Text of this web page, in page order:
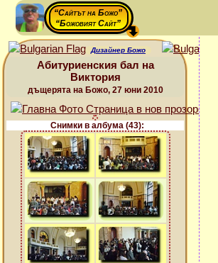
“Сайтът на Божо”
“Божовият Сайт”
Дизайнер Божо
Абитуриенския бал на
Виктория
дъщерята на Божо, 27 юни 2010
Снимки в албума (43):